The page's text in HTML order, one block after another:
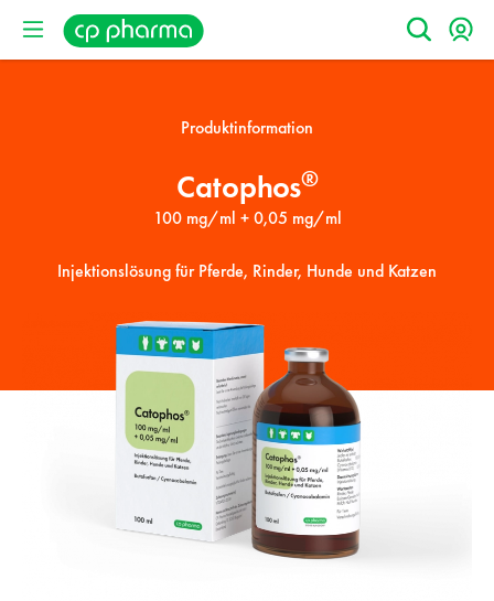
Produktinformation
Catophos®
100 mg/ml + 0,05 mg/ml
Injektionslösung für Pferde, Rinder, Hunde und Katzen